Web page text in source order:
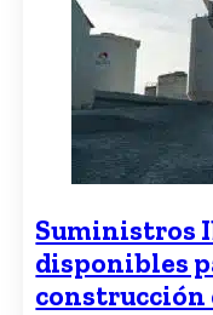
Suministros
disponibles
construcción